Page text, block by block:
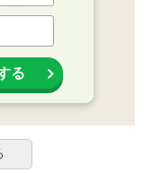
る